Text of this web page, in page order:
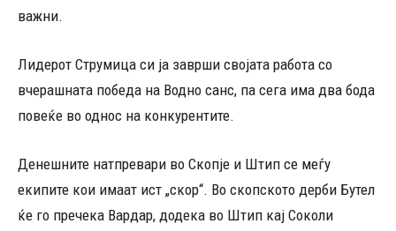
важни.
Лидерот Струмица си ја заврши својата работа со
вчерашната победа на Водно санс, па сега има два бода
повеќе во однос на конкурентите.
Денешните натпревари во Скопје и Штип се меѓу
екипите кои имаат ист „скор“. Во скопското дерби Бутел
ќе го пречека Вардар, додека во Штип кај Соколи